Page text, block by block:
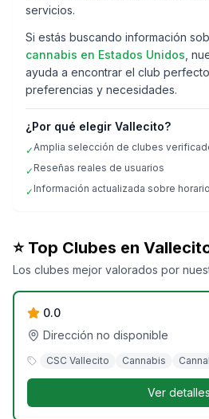
servicios.
Si estás buscando información
cannabis en Estados Unidos ,
ayuda a encontrar el club
preferencias y necesidades.
¿Por qué elegir Vallecito?
✓Amplia selección de clubes
✓ Reseñas reales de usuarios
✓ Información actualizada sobre
⭐ Top Clubes en
Los clubes mejor valorados por
Pure Aloha
0.0
Dirección no disponible
CSC Vallecito Cannabis
Ver detalles